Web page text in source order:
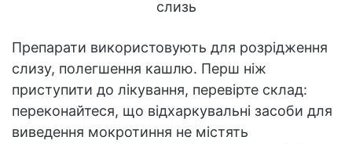
Препарати використовують для розрідження
слизу, полегшення кашлю. Перш ніж
приступити до лікування, перевірте склад:
переконайтеся, що відхаркувальні засоби для
виведення мокротиння не містять